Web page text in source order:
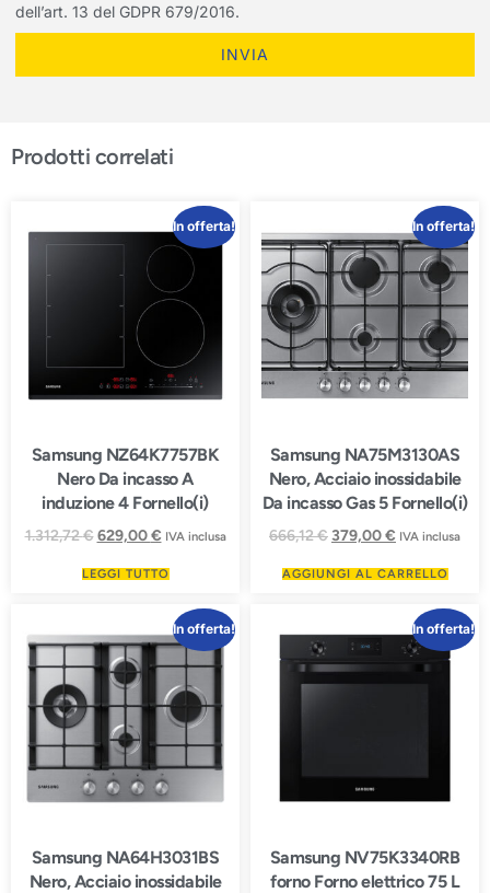
dell’art. 13 del GDPR 679/2016.
INVIA
Prodotti correlati
In offerta!
Samsung NZ64K7757BK
Nero Da incasso A
induzione 4 Fornello(i)
1.312,72€ 629,00€ IVA inclusa
LEGGI TUTTO
In offerta!
Samsung NA75M3130AS
Nero, Acciaio inossidabile
Da incasso Gas 5 Fornello(i)
666,12€379,00€ IVA inclusa
AGGIUNGI AL CARRELLO
In offerta!
Samsung NA64H3031BS
Nero, Acciaio inossidabile
In offerta!
Samsung NV75K3340RB
forno Forno elettrico 75 L